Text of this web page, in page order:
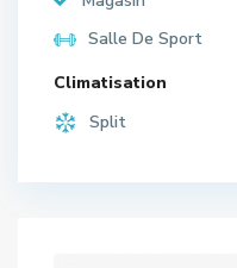
Salle De Sport
Climatisation
Split